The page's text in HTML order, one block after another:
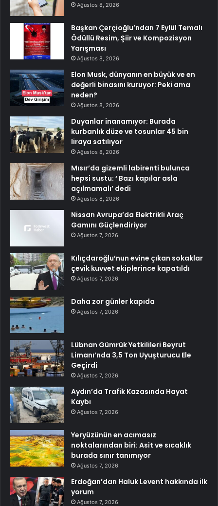
Ağustos 8, 2026
Başkan Çerçioğlu’ndan 7 Eylül Temalı
Ödüllü Resim, Şiir ve Kompozisyon
Yarışması
Ağustos 8, 2026
Elon Musk, dünyanın en büyük ve en
değerli binasını kuruyor: Peki ama
neden?
Ağustos 8, 2026
Duyanlar inanamıyor: Burada
kurbanlık düze ve tosunlar 45 bin
liraya satılıyor
Ağustos 8, 2026
Mısır’da gizemli labirenti bulunca
hepsi sustu: ‘ Bazı kapılar asla
açılmamalı’ dedi
Ağustos 8, 2026
Nissan Avrupa’da Elektrikli Araç
Gamını Güçlendiriyor
Ağustos 7, 2026
Kılıçdaroğlu’nun evine çıkan sokaklar
çevik kuvvet ekiplerince kapatıldı
Ağustos 7, 2026
Daha zor günler kapıda
Ağustos 7, 2026
Lübnan Gümrük Yetkilileri Beyrut
Limanı’nda 3,5 Ton Uyuşturucu Ele
Geçirdi
Ağustos 7, 2026
Aydın’da Trafik Kazasında Hayat
Kaybı
Ağustos 7, 2026
Yeryüzünün en acımasız
noktalarından biri: Asit ve sıcaklık
burada sınır tanımıyor
Ağustos 7, 2026
Erdoğan’dan Haluk Levent hakkında ilk
yorum
Ağustos 7, 2026